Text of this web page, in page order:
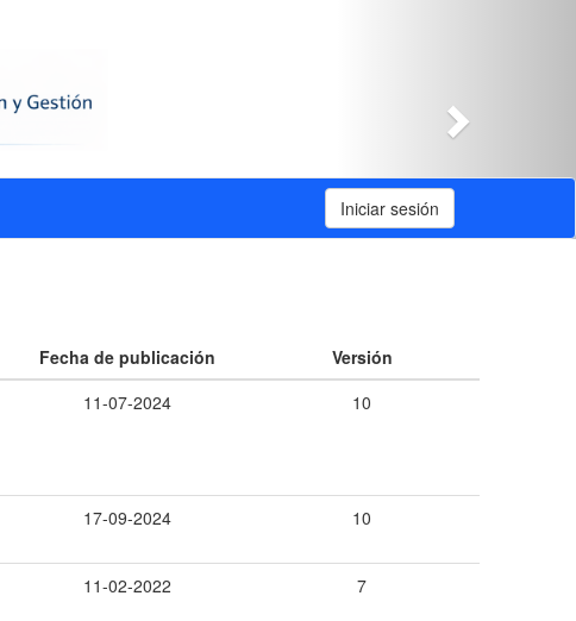
Iniciar sesión
Fecha de publicación
Versión
11-07-2024 10
17-09-2024 10
11-02-2022 7